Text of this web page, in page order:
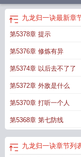
费阅读完整版
九龙归一诀
一诀女主角有几个
龙归一诀最快更新
龙归一诀里面有几个女人
婆九龙归一诀最新更新全
一诀txt 九龙归一诀陆沉九
诀听书完整版免费
九龙归
归一诀最新章节提醒九龙归
女主九龙归一诀境界划分
节更新九龙归一诀完整版免
皇九龙归一诀免费阅读正
九龙归一诀最新章
第5378章 提示
第5376章 修炼有异
第5374章 以后去不了了
第5372章 外敌是什么
第5370章 打听一个人
第5368章 第七防线
九龙归一诀章节列